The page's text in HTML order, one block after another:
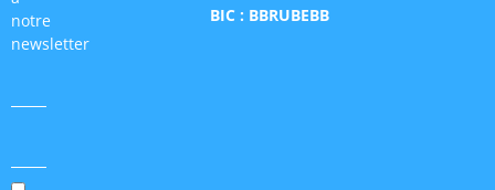
BIC : BBRUBEBB
notre
newsletter